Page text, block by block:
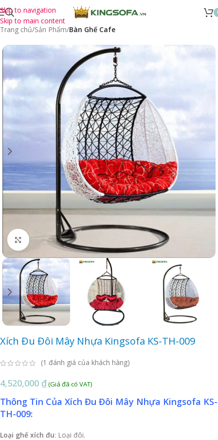
Skip to navigation
Skip to main content
Trang chủ Sản Phẩm Bàn Ghế Cafe
Click to enlarge
Xích Đu Đôi Mây Nhựa Kingsofa KS-TH-009
(1 đánh giá của khách hàng)
4,520,000 ₫
Thông Tin Của Xích Đu Đôi Mây Nhựa Kingsofa KS-
TH-009:
Loại ghế xích đu: Loại đôi.